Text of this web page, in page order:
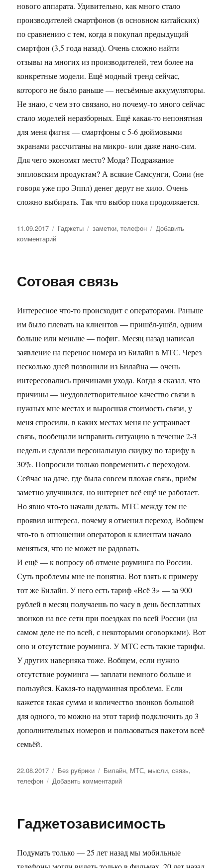
нового аппарата. Удивительно, как много стало
производителей смартфонов (в основном китайских)
по сравнению с тем, когда я покупал предыдущий
смартфон (3,5 года назад). Очень сложно найти
отзывы на многих из производителей, тем более на
конкретные модели. Ещё модный тренд сейчас,
которого не было раньше — несъёмные аккумуляторы.
Не знаю, с чем это связано, но почему-то много сейчас
стало моделей неразборных. Ещё какая-то непонятная
для меня фигня — смартфоны с 5-6 дюймовыми
экранами рассчитаны на микро- или даже нано-сим.
Для чего экономят место? Мода? Подражание
эппловским продуктам? А всякие Самсунги, Сони (не
говоря уже про Эппл) денег дерут не хило. Очень
сложно выбирать. Так что выбор пока продолжается.
Опубликовано
11.09.2017 Рубрики
Гаджеты Метки
заметки,телефон
Добавить
комментарий
Сотовая связь
Интересное что-то происходит с операторами. Раньше
им было плевать на клиентов — пришёл-ушёл, одним
больше или меньше — пофиг. Месяц назад написал
заявление на перенос номера из Билайн в МТС. Через
несколько дней позвонили из Билайна — очень
интересовались причинами ухода. Когда я сказал, что
причины — неудовлетворительное качество связи в
нужных мне местах и выросшая стоимость связи, у
меня спросили, в каких местах меня не устраивает
связь, пообещали исправить ситуацию в течение 2-3
недель и сделали персональную скидку по тарифу в
30%. Попросили только повременить с переходом.
Сейчас на даче, где была совсем плохая связь, приём
заметно улучшился, но интернет всё ещё не работает.
Но явно что-то начали делать. МТС между тем не
проявил интереса, почему я отменил переход. Вобщем
что-то в отношении операторов к клиентам начало
меняться, что не может не радовать.
И ещё — к вопросу об отмене роуминга по России.
Суть проблемы мне не понятна. Вот взять к примеру
тот же Билайн. У него есть тариф «Всё 3» — за 900
рублей в месяц получаешь по часу в день бесплатных
звонков на все сети при поездках по всей России (на
самом деле не по всей, с некоторыми оговорками). Вот
оно и отсутствие роуминга. У МТС есть такие тарифы.
У других наверняка тоже. Вобщем, если нужно
отсутствие роуминга — заплати немного больше и
пользуйся. Какая-то надуманная проблема. Если
кажется такая сумма и количество звонков большой
для одного, то можно на этот тариф подключить до 3
дополнительных номеров и пользоваться пакетом всеё
семьёй.
Опубликовано
22.08.2017 Рубрики
Без рубрики Метки
Билайн, МТС, мысли,связь,
телефон
Добавить комментарий
Гаджетозависимость
Подумать только — 25 лет назад мы мобильные